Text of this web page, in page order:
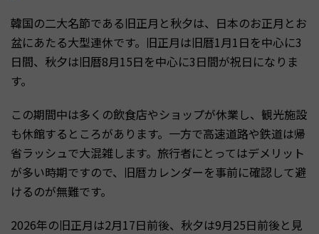
韓国の二大名節である旧正月と秋夕は、日本のお正月とお
盆にあたる大型連休です。旧正月は旧暦1月1日を中心に3
日間、秋夕は旧暦8月15日を中心に3日間が祝日になりま
す。
この期間中は多くの飲食店やショップが休業し、観光施設
も休館するところがあります。一方で高速道路や鉄道は帰
省ラッシュで大混雑します。旅行者にとってはデメリット
が多い時期ですので、旧暦カレンダーを事前に確認して避
けるのが無難です。
2026年の旧正月は2月17日前後、秋夕は9月25日前後と見